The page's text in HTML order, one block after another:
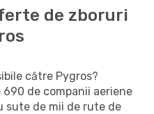
de zboruri
către Pygros?
de companii aeriene
de mii de rute de